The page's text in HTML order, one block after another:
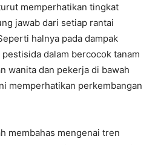
memperhatikan tingkat
jawab dari setiap rantai
halnya pada dampak
dalam bercocok tanam
wanita dan pekerja di bawah
memperhatikan perkembangan
membahas mengenai tren